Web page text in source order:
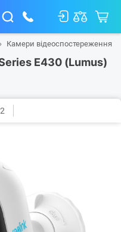
Камери відеоспостереження
E430 (Lumus)